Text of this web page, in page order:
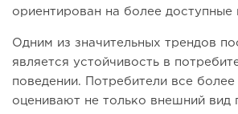
ориентирован на более доступные
Одним из значительных трендов
является устойчивость в
поведении. Потребители все более
оценивают не только внешний вид